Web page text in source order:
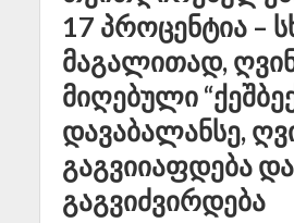
17 პროცენტია –
მაგალითად,
მიღებული
დავაბალანსე,
გაგვიიაფდება
გაგვიძვირდება